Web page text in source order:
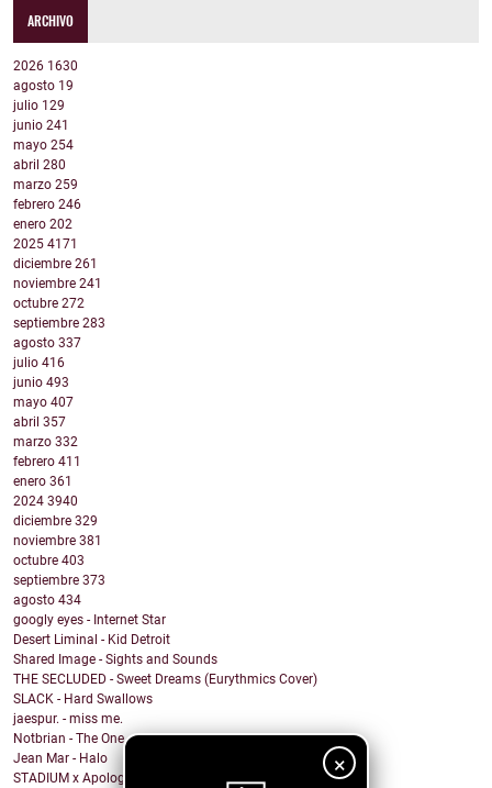
×
ARCHIVO
2026 1630
agosto 19
julio 129
junio 241
mayo 254
abril 280
marzo 259
febrero 246
enero 202
2025 4171
diciembre 261
noviembre 241
octubre 272
septiembre 283
agosto 337
julio 416
junio 493
mayo 407
abril 357
marzo 332
febrero 411
enero 361
2024 3940
diciembre 329
noviembre 381
octubre 403
septiembre 373
agosto 434
googly eyes - Internet Star
Desert Liminal - Kid Detroit
Shared Image - Sights and Sounds
THE SECLUDED - Sweet Dreams (Eurythmics Cover)
SLACK - Hard Swallows
jaespur. - miss me.
Notbrian - The One
Jean Mar - Halo
STADIUM x Apologygrl - Ocean Wave